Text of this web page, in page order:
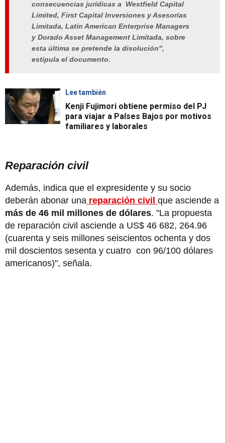
consecuencias jurídicas a Westfield Capital
Limited, First Capital Inversiones y Asesorías
Limitada, Latín American Enterprise Managers
y Dorado Asset Management Limitada, sobre
esta última se pretende la disolución",
estipula el documento.
Lee también
Kenji Fujimori obtiene permiso del PJ
para viajar a Países Bajos por motivos
familiares y laborales
Reparación civil
Además, indica que el expresidente y su socio
deberán abonar una reparación civil que asciende a
más de 46 mil millones de dólares. "La propuesta
de reparación civil asciende a US$ 46 682, 264.96
(cuarenta y seis millones seiscientos ochenta y dos
mil doscientos sesenta y cuatro con 96/100 dólares
americanos)", señala.